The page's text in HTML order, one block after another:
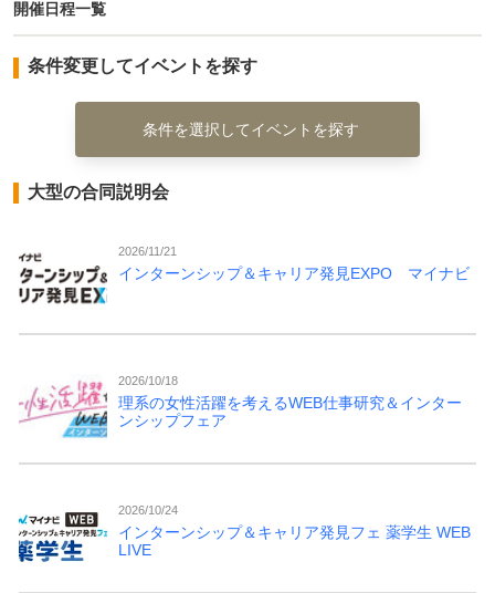
開催日程一覧
条件変更してイベントを探す
条件を選択してイベントを探す
大型の合同説明会
2026/11/21
インターンシップ＆キャリア発見EXPO マイナビ
2026/10/18
理系の女性活躍を考えるWEB仕事研究＆インター
ンシップフェア
2026/10/24
インターンシップ＆キャリア発見フェ 薬学生 WEB
LIVE